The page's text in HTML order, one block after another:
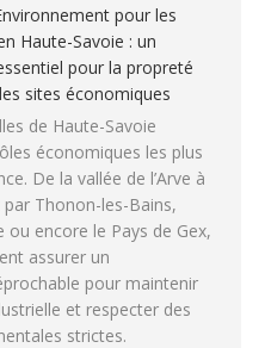
pour les
Haute-Savoie : un
pour la propreté
sites économiques
de Haute-Savoie
économiques les plus
De la vallée de l’Arve à
Thonon-les-Bains,
ou encore le Pays de Gex,
assurer un
pour maintenir
et respecter des
strictes.